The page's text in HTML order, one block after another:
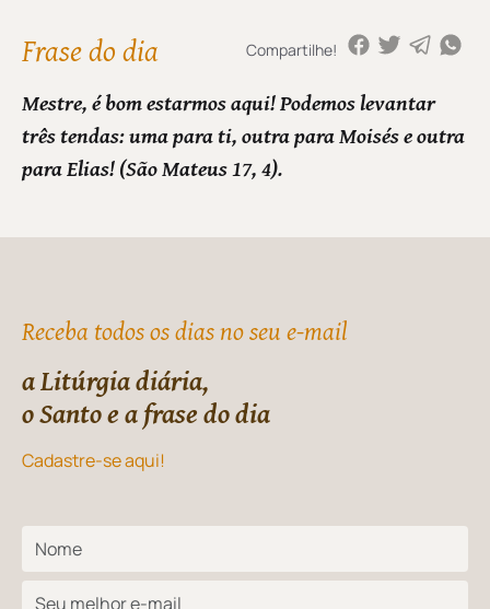
Frase do dia Compartilhe!
Mestre, é bom estarmos aqui! Podemos levantar
três tendas: uma para ti, outra para Moisés e outra
para Elias! (São Mateus 17, 4).
Receba todos os dias no seu e-mail
a Litúrgia diária,
o Santo e a frase do dia
Cadastre-se aqui!